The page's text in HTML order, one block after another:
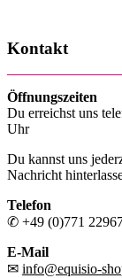
Kontakt
Öffnungszeiten
Du erreichst uns
Uhr
Du kannst uns
Nachricht
Telefon
✆ +49 (0)771
E-Mail
✉ info@equisio-